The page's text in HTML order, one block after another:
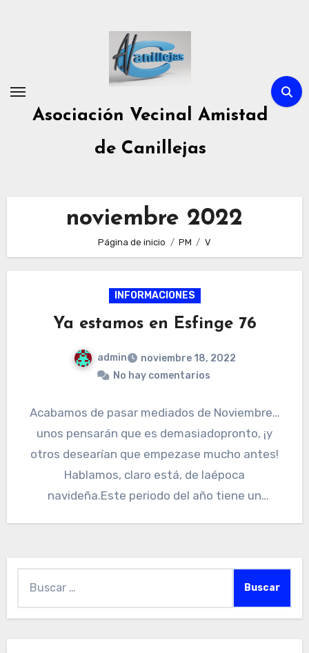
Asociación Vecinal Amistad
de Canillejas
noviembre 2022
Página de inicio PM V
INFORMACIONES
Ya estamos en Esfinge 76
admin
noviembre 18, 2022
No hay comentarios
Acabamos de pasar mediados de Noviembre…
unos pensarán que es demasiadopronto, ¡y
otros desearían que empezase mucho antes!
Hablamos, claro está, de laépoca
navideña.Este periodo del año tiene un